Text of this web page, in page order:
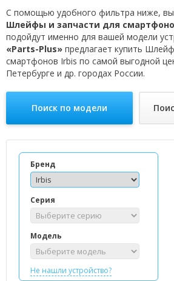
С помощью удобного фильтра ниже, вы
Шлейфы и запчасти для
подойдут именно для вашей модели
«Parts-Plus» предлагает купить
смартфонов Irbis по самой выгодной
Петербурге и др. городах России.
Поиск по модели
Бренд
Серия
Модель
Не нашли устройство?